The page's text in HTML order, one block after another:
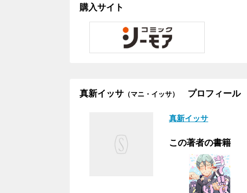
購入サイト
真新イッサ （マニ・イッサ） プロフィール
真新イッサ
この著者の書籍